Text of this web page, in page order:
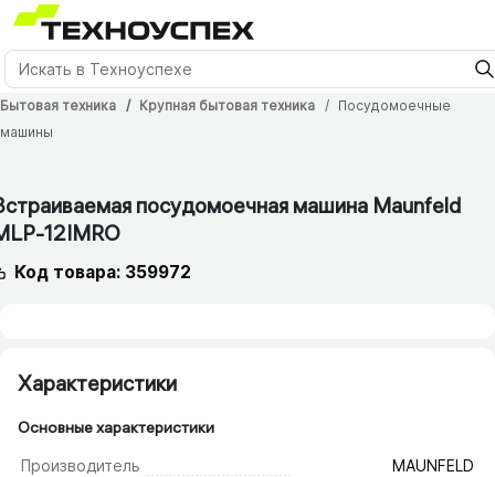
Бытовая техника Крупная бытовая техника
Посудомоечные
машины
посудомоечная машина Maunfeld
12IMRO
Код товара: 359972
Характеристики
Основные характеристики
Производитель
MAUNFELD